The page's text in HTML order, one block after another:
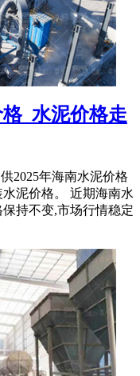
_水泥价格走
2025年海南水泥价格
泥价格。 近期海南水
持不变,市场行情稳定